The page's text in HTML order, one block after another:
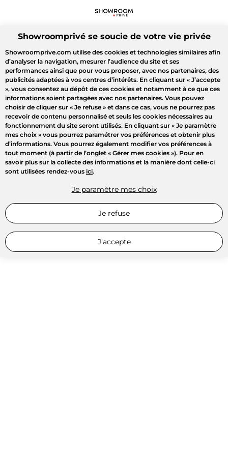
Showroomprivé se soucie de votre vie privée
Showroomprive.com utilise des cookies et technologies similaires afin
d’analyser la navigation, mesurer l’audience du site et ses
performances ainsi que pour vous proposer, avec nos partenaires, des
publicités adaptées à vos centres d’intérêts. En cliquant sur « J’accepte
», vous consentez au dépôt de ces cookies et notamment à ce que ces
informations soient partagées avec nos partenaires. Vous pouvez
choisir de cliquer sur « Je refuse » et dans ce cas, vous ne pourrez pas
recevoir de contenu personnalisé et seuls les cookies nécessaires au
fonctionnement du site seront utilisés. En cliquant sur « Je paramètre
mes choix » vous pourrez paramétrer vos préférences et obtenir plus
d’informations. Vous pourrez également modifier vos préférences à
tout moment (à partir de l’onglet « Gérer mes cookies »). Pour en
savoir plus sur la collecte des informations et la manière dont celle-ci
sont utilisées rendez-vous ici.
Je paramètre mes choix
Je refuse
J'accepte